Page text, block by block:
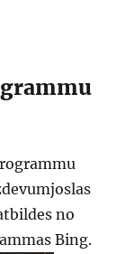
no
Bing.